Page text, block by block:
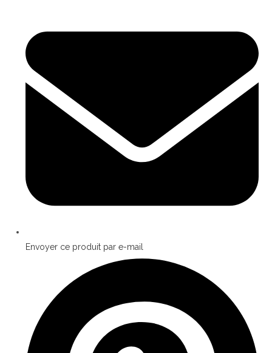
Envoyer ce produit par e-mail